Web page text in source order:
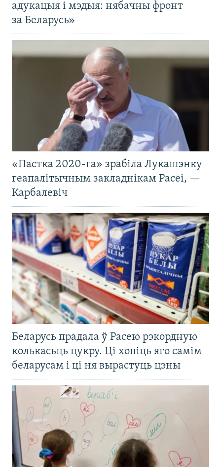
адукацыя і мэдыя: нябачны фронт
за Беларусь»
«Пастка 2020-га» зрабіла Лукашэнку
геапалітычным закладнікам Расеі, —
Карбалевіч
Беларусь прадала ў Расею рэкордную
колькасьць цукру. Ці хопіць яго самім
беларусам і ці ня вырастуць цэны